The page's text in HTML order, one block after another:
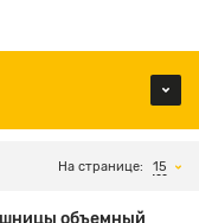
На странице: 15
объемный